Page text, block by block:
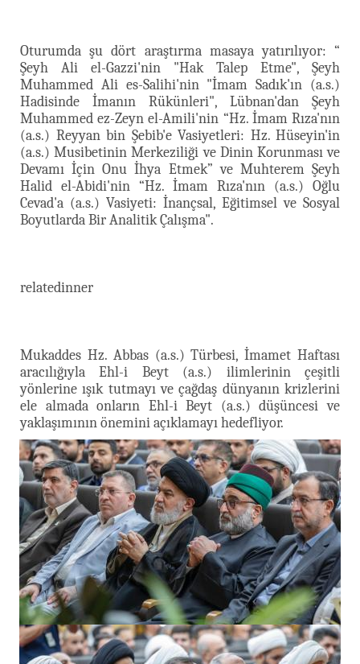
Oturumda şu dört araştırma masaya yatırılıyor: “
Şeyh Ali el-Gazzi'nin "Hak Talep Etme", Şeyh
Muhammed Ali es-Salihi'nin "İmam Sadık'ın (a.s.)
Hadisinde İmanın Rükünleri", Lübnan'dan Şeyh
Muhammed ez-Zeyn el-Amili'nin “Hz. İmam Rıza'nın
(a.s.) Reyyan bin Şebib'e Vasiyetleri: Hz. Hüseyin'in
(a.s.) Musibetinin Merkeziliği ve Dinin Korunması ve
Devamı İçin Onu İhya Etmek” ve Muhterem Şeyh
Halid el-Abidi'nin “Hz. İmam Rıza'nın (a.s.) Oğlu
Cevad'a (a.s.) Vasiyeti: İnançsal, Eğitimsel ve Sosyal
Boyutlarda Bir Analitik Çalışma".
relatedinner
Mukaddes Hz. Abbas (a.s.) Türbesi, İmamet Haftası
aracılığıyla Ehl-i Beyt (a.s.) ilimlerinin çeşitli
yönlerine ışık tutmayı ve çağdaş dünyanın krizlerini
ele almada onların Ehl-i Beyt (a.s.) düşüncesi ve
yaklaşımının önemini açıklamayı hedefliyor.